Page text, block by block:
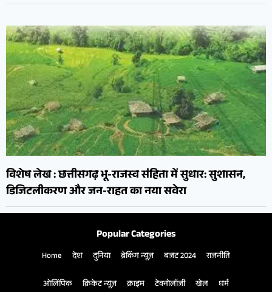
विशेष लेख : छत्तीसगढ़ भू-राजस्व संहिता में सुधार: सुशासन,
डिजिटलीकरण और जन-राहत का नया सवेरा
Popular Categories
Home देश दुनिया ब्रेकिंग न्यूज़ बजट 2024 राजनीति
ओलिंपिक क्रिकेट न्यूज़ क्राइम टेक्नोलॉजी खेल धर्म